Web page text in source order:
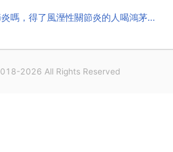
藥酒能治療風溼性關節炎嗎，得了風溼性關節炎的人喝鴻茅藥酒能有效嗎？
2026 All Rights Reserved